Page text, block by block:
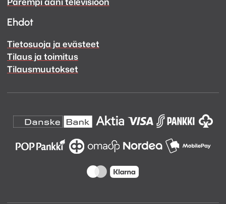
Ehdot
Tietosuoja ja evästeet
Tilaus ja toimitus
Tilausmuutokset